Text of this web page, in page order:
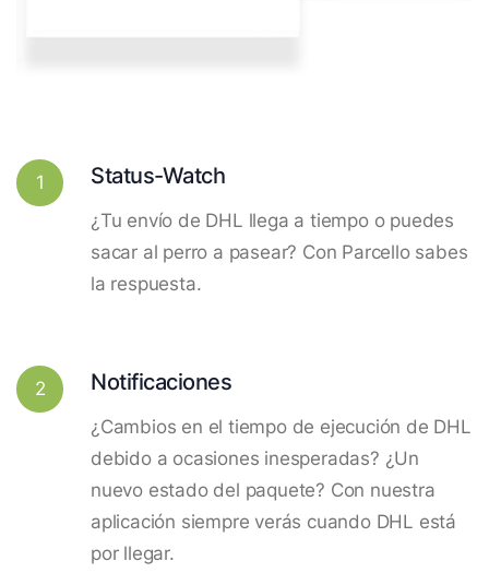
1 Status-Watch
¿Tu envío de DHL llega a tiempo o puedes
sacar al perro a pasear? Con Parcello sabes
la respuesta.
2 Notificaciones
¿Cambios en el tiempo de ejecución de DHL
debido a ocasiones inesperadas? ¿Un
nuevo estado del paquete? Con nuestra
aplicación siempre verás cuando DHL está
por llegar.